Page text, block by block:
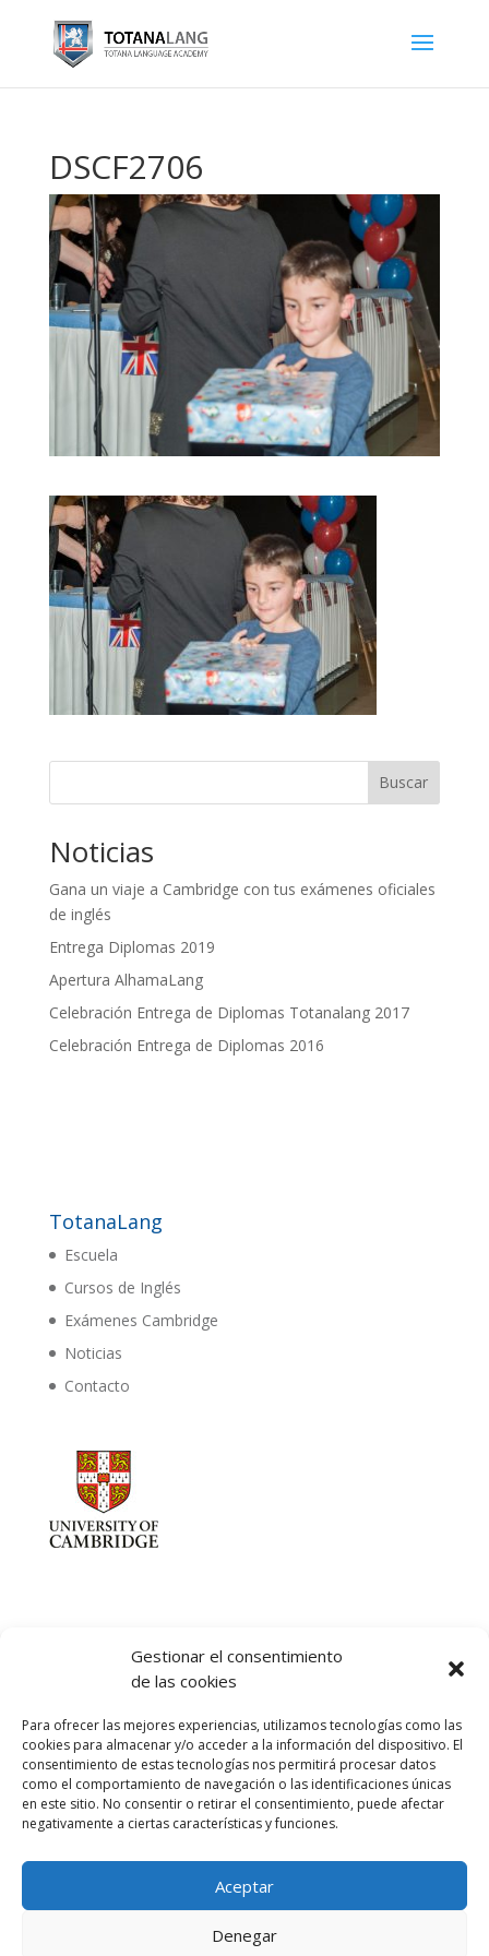
Gestionar el consentimiento
de las cookies
Para ofrecer las mejores experiencias, utilizamos tecnologías como las
cookies para almacenar y/o acceder a la información del dispositivo. El
consentimiento de estas tecnologías nos permitirá procesar datos
como el comportamiento de navegación o las identificaciones únicas
en este sitio. No consentir o retirar el consentimiento, puede afectar
negativamente a ciertas características y funciones.
Aceptar
Denegar
DSCF2706
Buscar
Noticias
Gana un viaje a Cambridge con tus exámenes oficiales
de inglés
Entrega Diplomas 2019
Apertura AlhamaLang
Celebración Entrega de Diplomas Totanalang 2017
Celebración Entrega de Diplomas 2016
TotanaLang
Escuela
Cursos de Inglés
Exámenes Cambridge
Noticias
Contacto
968 425 675
Emilio Mora 11 | 1º Piso
30850. Totana. Murcia. Spain
info@totanalang.com